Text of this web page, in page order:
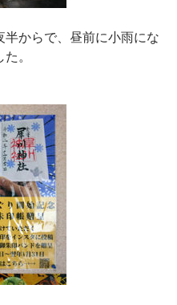
からで、昼前に小雨にな
。